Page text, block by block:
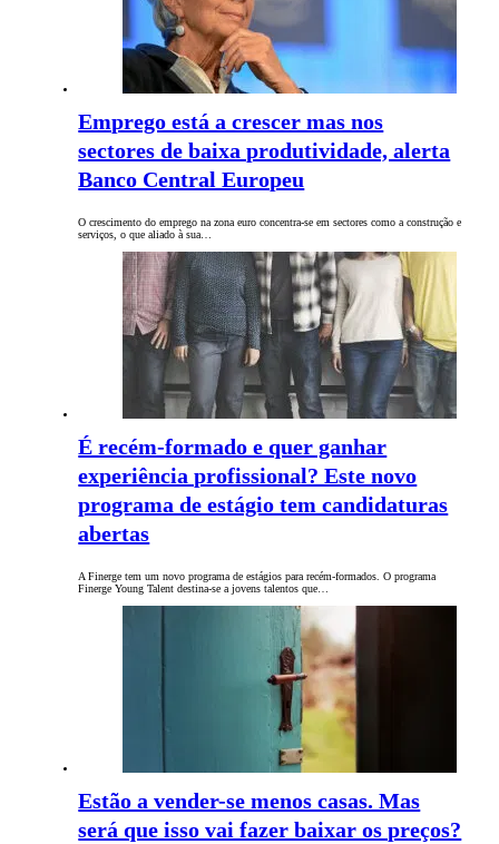
Emprego está a crescer mas nos
sectores de baixa produtividade, alerta
Banco Central Europeu
O crescimento do emprego na zona euro concentra-se em sectores como a construção e
serviços, o que aliado à sua…
É recém-formado e quer ganhar
experiência profissional? Este novo
programa de estágio tem candidaturas
abertas
A Finerge tem um novo programa de estágios para recém-formados. O programa
Finerge Young Talent destina-se a jovens talentos que…
Estão a vender-se menos casas. Mas
será que isso vai fazer baixar os preços?